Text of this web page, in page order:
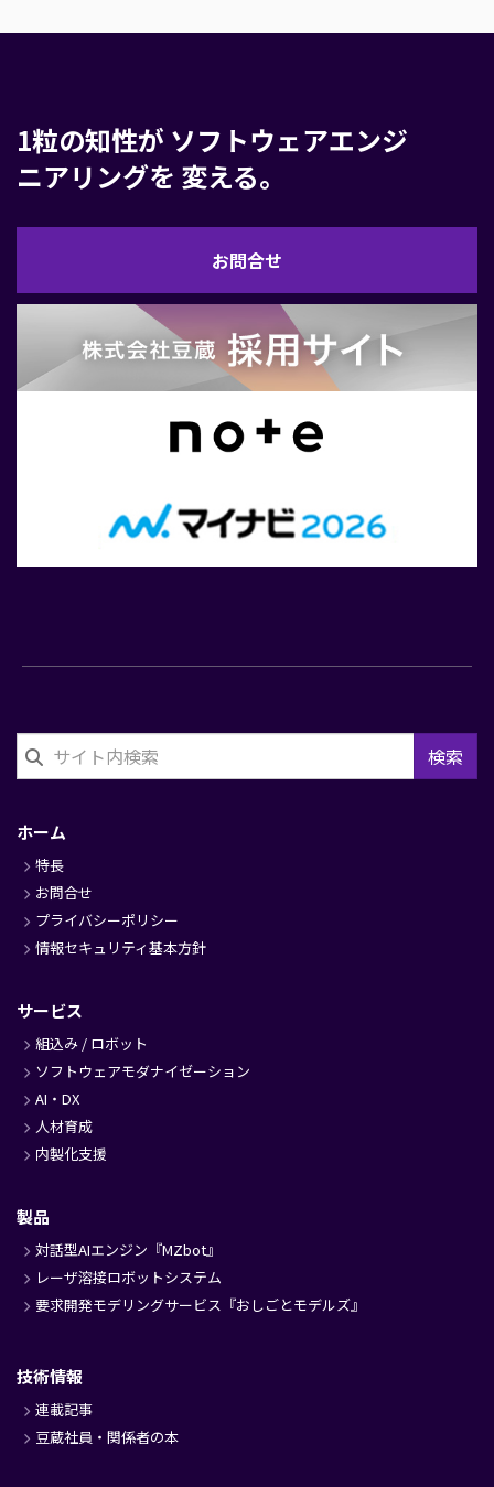
1粒の知性が ソフトウェアエンジ
ニアリングを 変える。
合
お問合せ
検索
ッ
タ
ー
ホーム
特長
お問合せ
プライバシーポリシー
情報セキュリティ基本方針
サービス
組込み / ロボット
ソフトウェアモダナイゼーション
AI・DX
人材育成
内製化支援
製品
対話型AIエンジン『MZbot』
レーザ溶接ロボットシステム
要求開発モデリングサービス『おしごとモデルズ』
技術情報
連載記事
豆蔵社員・関係者の本